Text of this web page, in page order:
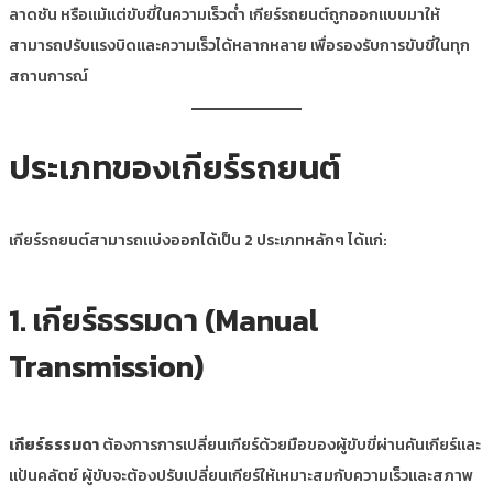
ลาดชัน หรือแม้แต่ขับขี่ในความเร็วต่ำ เกียร์รถยนต์ถูกออกแบบมาให้
สามารถปรับแรงบิดและความเร็วได้หลากหลาย เพื่อรองรับการขับขี่ในทุก
สถานการณ์
ประเภทของเกียร์รถยนต์
เกียร์รถยนต์สามารถแบ่งออกได้เป็น 2 ประเภทหลักๆ ได้แก่:
1. เกียร์ธรรมดา (Manual
Transmission)
เกียร์ธรรมดาต้องการการเปลี่ยนเกียร์ด้วยมือของผู้ขับขี่ผ่านคันเกียร์และ
แป้นคลัตช์ ผู้ขับจะต้องปรับเปลี่ยนเกียร์ให้เหมาะสมกับความเร็วและสภาพ